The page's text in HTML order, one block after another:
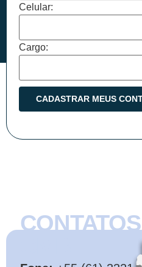
Celular:
Cargo:
CONTATOS